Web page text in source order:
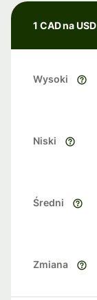
1 CAD na USD
Wysoki
Niski
Średni
Zmiana